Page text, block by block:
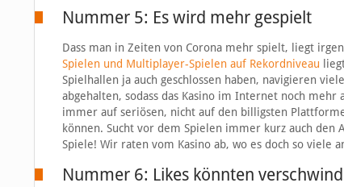
Nummer 5: Es wird mehr gespielt
Dass man in Zeiten von Corona mehr spielt, liegt
Spielen und Multiplayer-Spielen auf Rekordniveau
Spielhallen ja auch geschlossen haben, navigieren
abgehalten, sodass das Kasino im Internet noch
immer auf seriösen, nicht auf den billigsten
können. Sucht vor dem Spielen immer kurz auch
Spiele! Wir raten vom Kasino ab, wo es doch so viele
Nummer 6: Likes könnten